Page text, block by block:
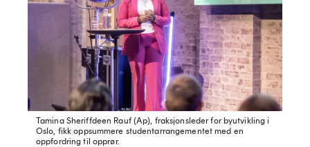
Tamina Sheriffdeen Rauf (Ap), fraksjonsleder for byutvikling i
Oslo, fikk oppsummere studentarrangementet med en
oppfordring til opprør.